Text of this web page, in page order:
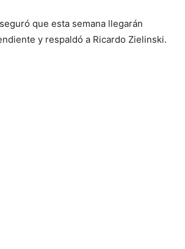
que esta semana llegarán
y respaldó a Ricardo Zielinski.